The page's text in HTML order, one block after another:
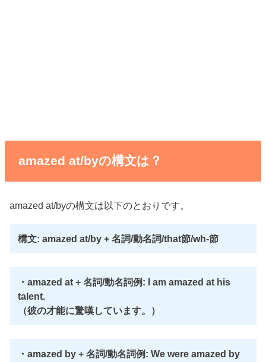
amazed at/byの構文は？
amazed at/byの構文は以下のとおりです。
構文: amazed at/by + 名詞/動名詞/that節/wh-節
・amazed at + 名詞/動名詞例: I am amazed at his
talent.
（彼の才能に驚嘆しています。）
・amazed by + 名詞/動名詞例: We were amazed by